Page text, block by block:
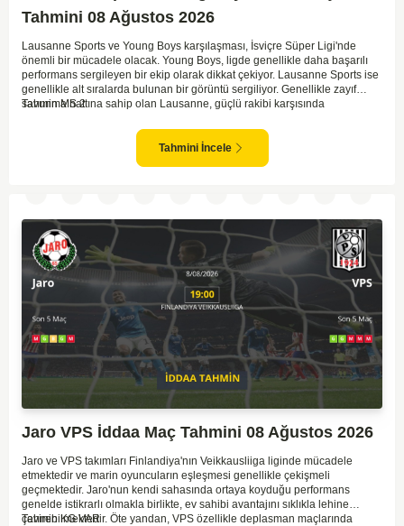
Tahmini 08 Ağustos 2026
Lausanne Sports ve Young Boys karşılaşması, İsviçre Süper Ligi'nde
önemli bir mücadele olacak. Young Boys, ligde genellikle daha başarılı
performans sergileyen bir ekip olarak dikkat çekiyor. Lausanne Sports ise
genellikle alt sıralarda bulunan bir görüntü sergiliyor. Genellikle zayıf
savunma hattına sahip olan Lausanne, güçlü rakibi karşısında
Maçın sonucunda Young Boys'un galip gelme olasılığı yüksek görünüyor.
Tahmin MS 2
Tahmini İncele
Jaro VPS İddaa Maç Tahmini 08 Ağustos 2026
Jaro ve VPS takımları Finlandiya'nın Veikkausliiga liginde mücadele
etmektedir ve marin oyuncuların eşleşmesi genellikle çekişmeli
geçmektedir. Jaro'nun kendi sahasında ortaya koyduğu performans
genelde istikrarlı olmakla birlikte, ev sahibi avantajını sıklıkla lehine
çevirebilmektedir. Öte yandan, VPS özellikle deplasman maçlarında
Tahmin KG VAR